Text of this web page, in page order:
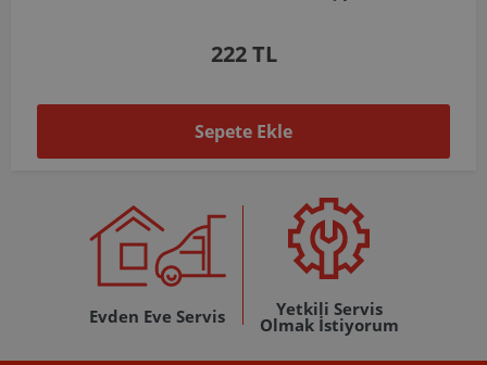
1.037 TL
Sepete Ekle
Evden Eve Servis Yetkili Servis
Olmak İstiyorum